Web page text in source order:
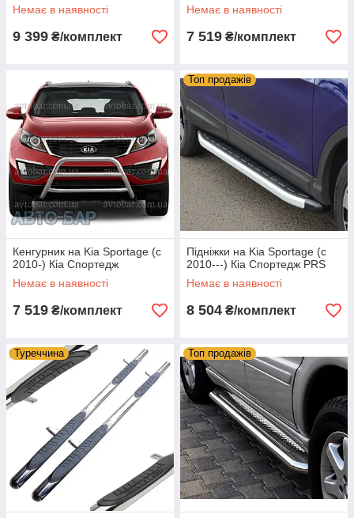
Немає в наявності
9 399 ₴/комплект
Немає в наявності
7 519 ₴/комплект
Кенгурник на Kia Sportage (c
2010-) Кіа Спортедж
Немає в наявності
7 519 ₴/комплект
Топ продажів
Підніжки на Kia Sportage (c
2010---) Кіа Спортедж PRS
Немає в наявності
8 504 ₴/комплект
Туреччина Топ продажів